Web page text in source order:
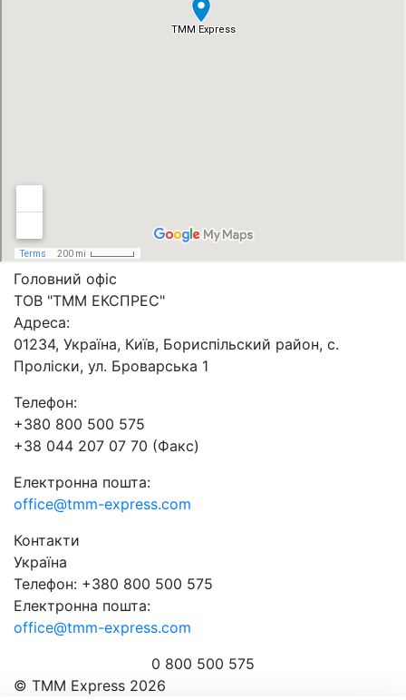
Головний офіс
ТОВ "ТММ ЕКСПРЕС"
Адреса:
01234, Україна, Київ, Бориспільский район, с.
Проліски, ул. Броварська 1
Телефон:
+380 800 500 575
+38 044 207 07 70 (Факс)
Електронна пошта:
office@tmm-express.com
Контакти
Україна
Телефон: +380 800 500 575
Електронна пошта:
office@tmm-express.com
0 800 500 575
© ТММ Express 2026